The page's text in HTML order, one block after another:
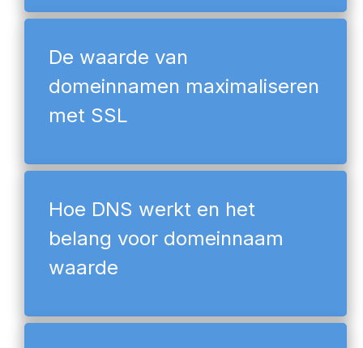
De waarde van
domeinnamen maximaliseren
met SSL
Hoe DNS werkt en het
belang voor domeinnaam
waarde